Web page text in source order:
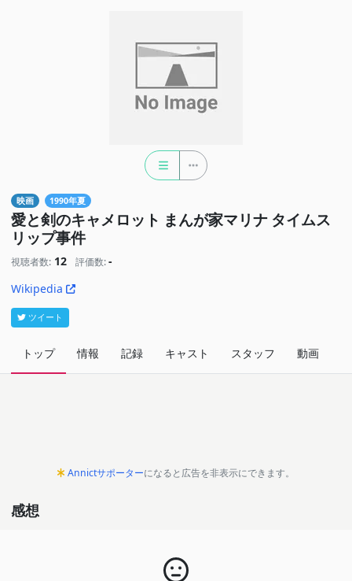
映画 1990年夏
愛と剣のキャメロット まんが家マリナ タイムス
リップ事件
視聴者数: 12 評価数: -
Wikipedia
ツイート
トップ 情報 記録 キャスト スタッフ 動画
Annictサポーターになると広告を非表示にできます。
感想